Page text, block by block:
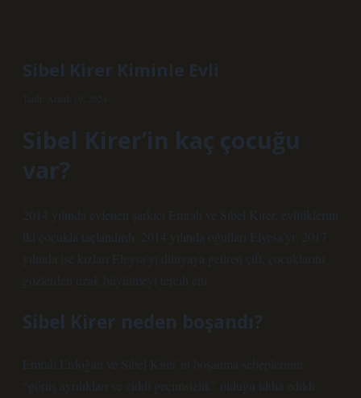
Sibel Kirer Kiminle Evli
Tarih: Aralık 19, 2024
Sibel Kirer’in kaç çocuğu
var?
2014 yılında evlenen şarkıcı Emrah ve Sibel Kirer, evliliklerini
iki çocukla taçlandırdı. 2014 yılında oğulları Elyesa’yı, 2017
yılında ise kızları Eleysa’yı dünyaya getiren çift, çocuklarını
gözlerden uzak büyütmeyi tercih etti.
Sibel Kirer neden boşandı?
Emrah Erdoğan ve Sibel Kirer’in boşanma sebeplerinin
“görüş ayrılıkları ve ciddi geçimsizlik” olduğu iddia edildi.